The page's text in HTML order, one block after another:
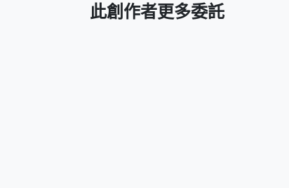
此創作者更多委託